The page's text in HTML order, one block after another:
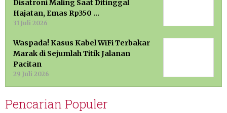
Disatroni Maling Saat Ditinggal
Hajatan, Emas Rp350 …
31 Juli 2026
Waspada! Kasus Kabel WiFi Terbakar
Marak di Sejumlah Titik Jalanan
Pacitan
29 Juli 2026
Pencarian Populer